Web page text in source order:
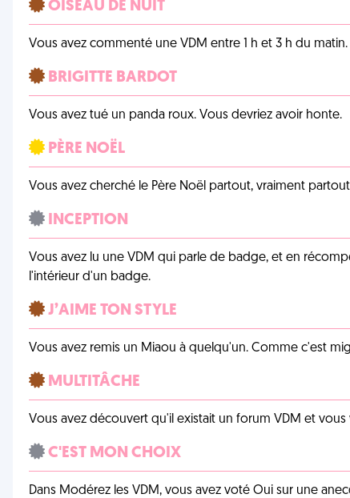
OISEAU DE NUIT
Vous avez commenté une VDM entre 1 h et 3 h du matin.
BRIGITTE BARDOT
Vous avez tué un panda roux. Vous devriez avoir honte.
PÈRE NOËL
Vous avez cherché le Père Noël partout, vraiment
INCEPTION
Vous avez lu une VDM qui parle de badge, et en
l'intérieur d'un badge.
J’AIME TON STYLE
Vous avez remis un Miaou à quelqu'un. Comme c'est
MULTITÂCHE
Vous avez découvert qu'il existait un forum VDM et
C'EST MON CHOIX
Dans Modérez les VDM, vous avez voté Oui sur une